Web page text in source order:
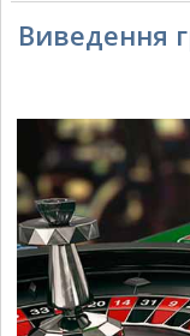
Виведення